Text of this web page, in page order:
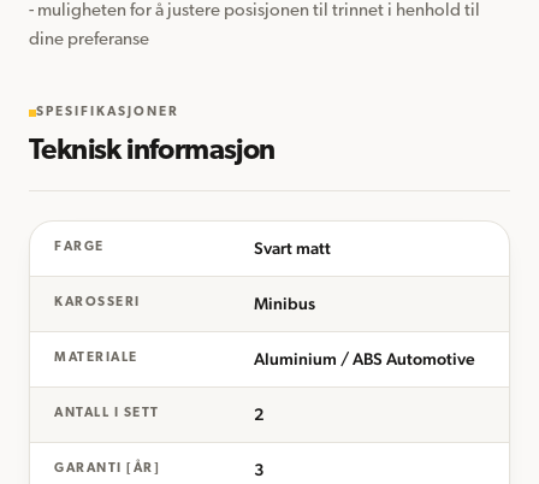
- muligheten for å justere posisjonen til trinnet i henhold til
dine preferanse
SPESIFIKASJONER
Teknisk informasjon
FARGE Svart matt
KAROSSERI Minibus
MATERIALE Aluminium / ABS Automotive
ANTALL I SETT 2
GARANTI [ÅR] 3